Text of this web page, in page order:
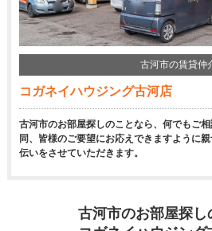
古河市の賃貸仲
コガネイハウジング古河店
古河市のお部屋探しのことなら、何でもご
同、皆様のご要望にお応えできますように
伝いをさせていただきます。
古河市のお部屋探し